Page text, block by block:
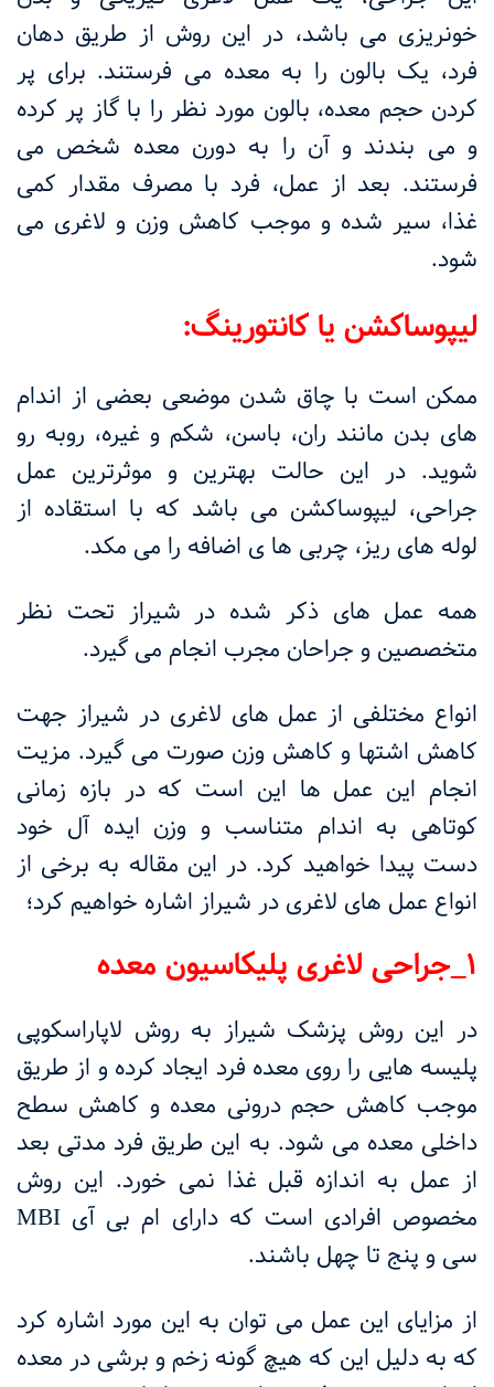
خونریزی می باشد، در این روش از طریق دهان
فرد، یک بالون را به معده می فرستند. برای پر
کردن حجم معده، بالون مورد نظر را با گاز پر کرده
و می بندند و آن را به دورن معده شخص می
فرستند. بعد از عمل، فرد با مصرف مقدار کمی
غذا، سیر شده و موجب کاهش وزن و لاغری می
شود.
لیپوساکشن یا کانتورینگ:
ممکن است با چاق شدن موضعی بعضی از اندام
های بدن مانند ران، باسن، شکم و غیره، روبه رو
شوید. در این حالت بهترین و موثرترین عمل
جراحی، لیپوساکشن می باشد که با استقاده از
لوله های ریز، چربی ها ی اضافه را می مکد.
همه عمل های ذکر شده در شیراز تحت نظر
متخصصین و جراحان مجرب انجام می گیرد.
انواع مختلفی از عمل های لاغری در شیراز جهت
کاهش اشتها و کاهش وزن صورت می گیرد. مزیت
انجام این عمل ها این است که در بازه زمانی
کوتاهی به اندام متناسب و وزن ایده آل خود
دست پیدا خواهید کرد. در این مقاله به برخی از
انواع عمل های لاغری در شیراز اشاره خواهیم کرد؛
۱_جراحی لاغری پلیکاسیون معده
در این روش پزشک شیراز به روش لاپاراسکوپی
پلیسه هایی را روی معده فرد ایجاد کرده و از طریق
موجب کاهش حجم درونی معده و کاهش سطح
داخلی معده می شود. به این طریق فرد مدتی بعد
از عمل به اندازه قبل غذا نمی خورد. این روش
مخصوص افرادی است که دارای ام بی آی MBI
سی و پنج تا چهل باشند.
از مزایای این عمل می توان به این مورد اشاره کرد
که به دلیل این که هیچ گونه زخم و برشی در معده